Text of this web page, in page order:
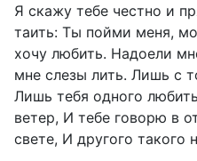
Я скажу тебе честно и
таить: Ты пойми меня,
хочу любить. Надоели
мне слезы лить. Лишь с
Лишь тебя одного
ветер, И тебе говорю в
свете, И другого такого